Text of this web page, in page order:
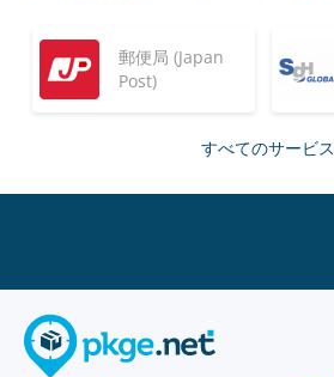
郵便局 (Japan
Post)
すべてのサービス